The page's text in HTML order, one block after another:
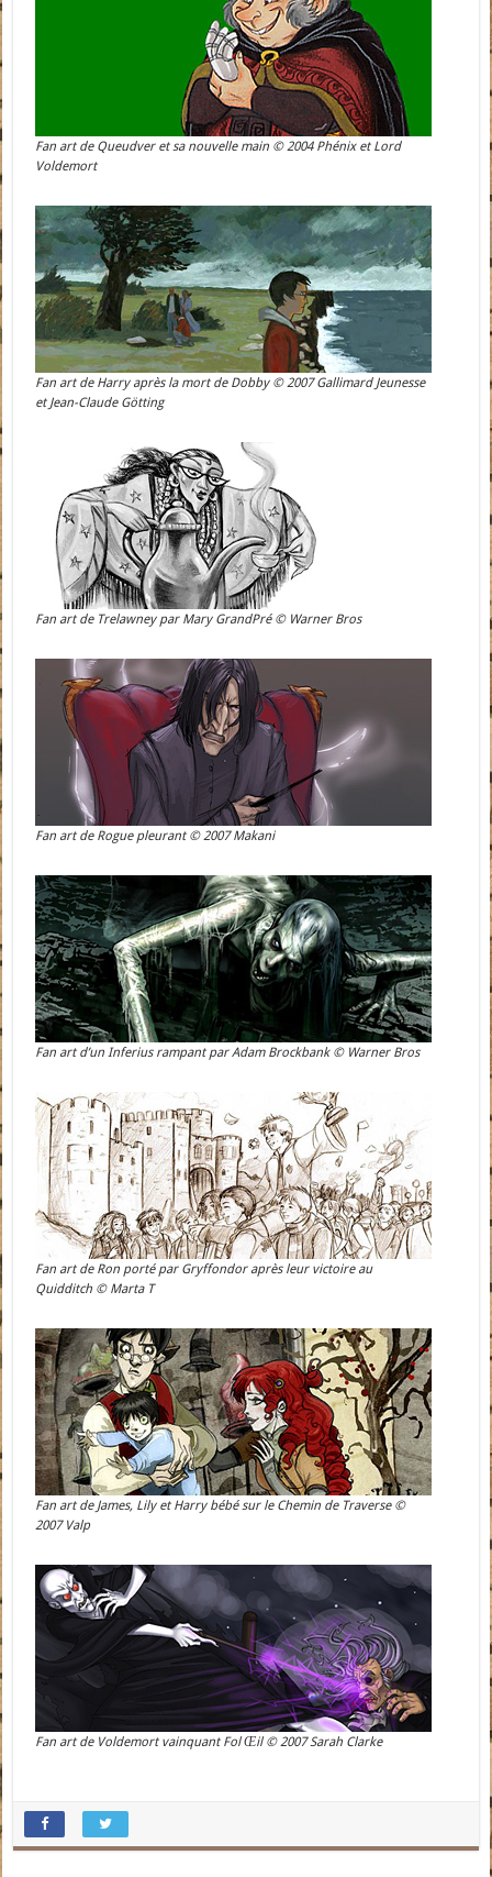
Fan art de Queudver et sa nouvelle main © 2004 Phénix et Lord
Voldemort
Fan art de Harry après la mort de Dobby © 2007 Gallimard Jeunesse
et Jean-Claude Götting
Fan art de Trelawney par Mary GrandPré © Warner Bros
Fan art de Rogue pleurant © 2007 Makani
Fan art d’un Inferius rampant par Adam Brockbank © Warner Bros
Fan art de Ron porté par Gryffondor après leur victoire au
Quidditch © Marta T
Fan art de James, Lily et Harry bébé sur le Chemin de Traverse ©
2007 Valp
Fan art de Voldemort vainquant Fol Œil © 2007 Sarah Clarke